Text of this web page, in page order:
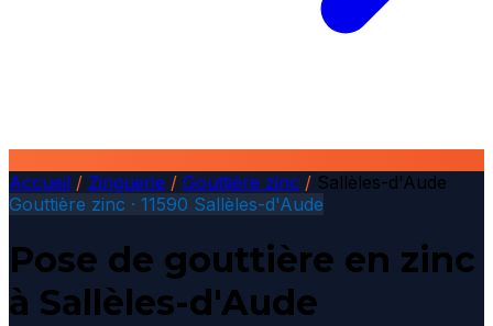
Accueil / Zinguerie / Gouttière zinc / Sallèles-d'Aude
Gouttière zinc · 11590 Sallèles-d'Aude
Pose de gouttière en zinc
à Sallèles-d'Aude